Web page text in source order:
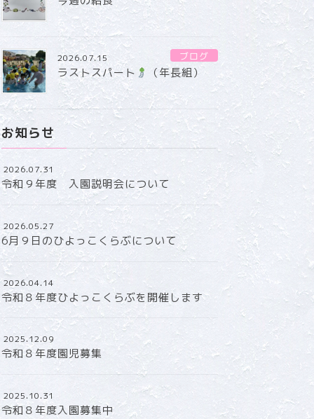
2026.07.15 ブログ
ラストスパート （年長組）
お知らせ
2026.07.31
令和９年度 入園説明会について
2026.05.27
6月９日のひよっこくらぶについて
2026.04.14
令和８年度ひよっこくらぶを開催します
2025.12.09
令和８年度園児募集
2025.10.31
令和８年度入園募集中